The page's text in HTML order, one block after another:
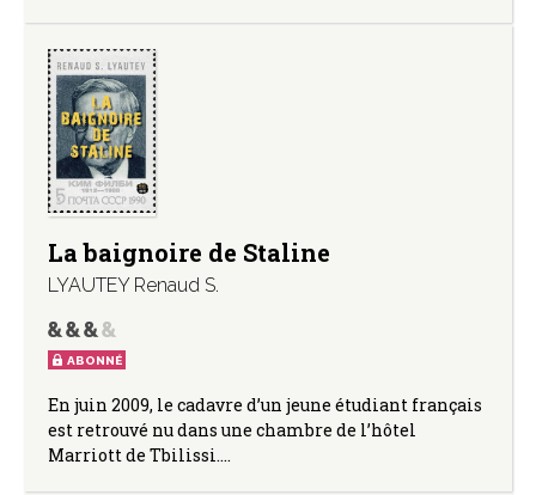
La baignoire de Staline
LYAUTEY Renaud S.
ABONNÉ
En juin 2009, le cadavre d’un jeune étudiant français
est retrouvé nu dans une chambre de l’hôtel
Marriott de Tbilissi.…